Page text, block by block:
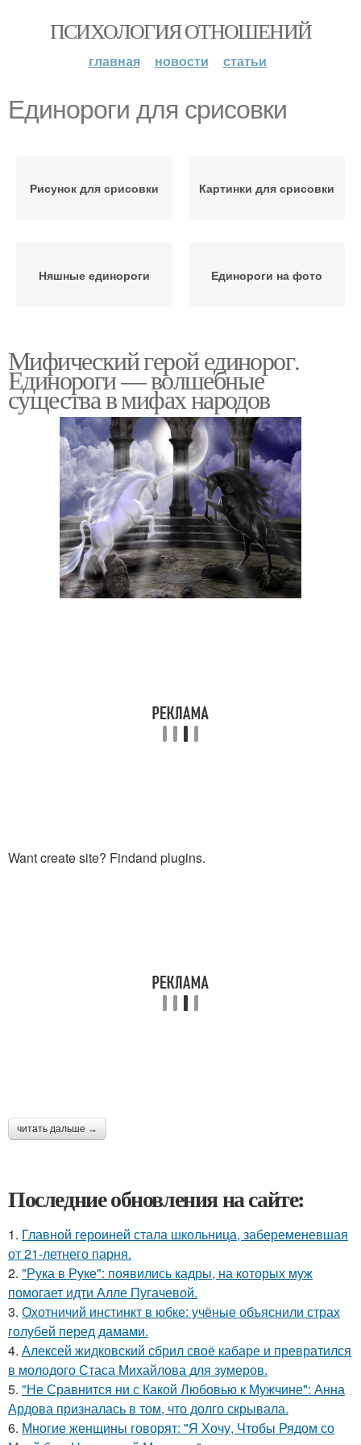
ПСИХОЛОГИЯ ОТНОШЕНИЙ
главная новости статьи
Единороги для срисовки
Рисунок для срисовки Картинки для срисовки
Няшные единороги Единороги на фото
Мифический герой единорог.
Единороги — волшебные
существа в мифах народов
Want create site? Findand plugins.
читать дальше →
Последние обновления на сайте:
1. Главной героиней стала школьница, забеременевшая
от 21-летнего парня.
2. "Рука в Руке": появились кадры, на которых муж
помогает идти Алле Пугачевой.
3. Охотничий инстинкт в юбке: учёные объяснили страх
голубей перед дамами.
4. Алексей жидковский сбрил своё кабаре и превратился
в молодого Стаса Михайлова для зумеров.
5. "Не Сравнится ни с Какой Любовью к Мужчине": Анна
Ардова призналась в том, что долго скрывала.
6. Многие женщины говорят: "Я Хочу, Чтобы Рядом со